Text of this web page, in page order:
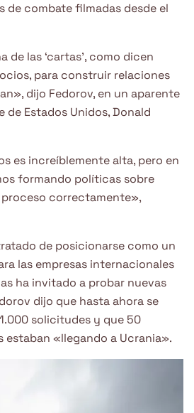
de combate filmadas desde el
de las ‘cartas’, como dicen
para construir relaciones
dijo Fedorov, en un aparente
de Estados Unidos, Donald
es increíblemente alta, pero en
formando políticas sobre
correctamente»,
de posicionarse como un
las empresas internacionales
ha invitado a probar nuevas
dijo que hasta ahora se
solicitudes y que 50
«llegando a Ucrania».